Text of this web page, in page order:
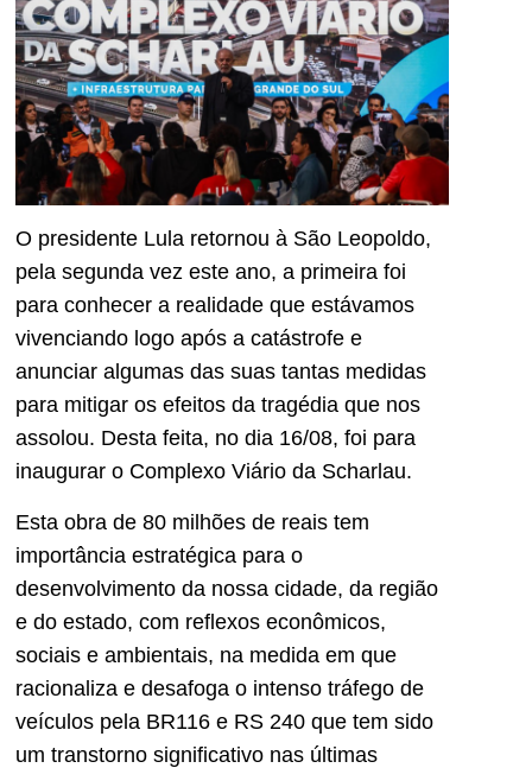
O presidente Lula retornou à São Leopoldo,
pela segunda vez este ano, a primeira foi
para conhecer a realidade que estávamos
vivenciando logo após a catástrofe e
anunciar algumas das suas tantas medidas
para mitigar os efeitos da tragédia que nos
assolou. Desta feita, no dia 16/08, foi para
inaugurar o Complexo Viário da Scharlau.
Esta obra de 80 milhões de reais tem
importância estratégica para o
desenvolvimento da nossa cidade, da região
e do estado, com reflexos econômicos,
sociais e ambientais, na medida em que
racionaliza e desafoga o intenso tráfego de
veículos pela BR116 e RS 240 que tem sido
um transtorno significativo nas últimas